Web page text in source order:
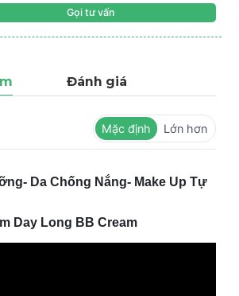
Gọi tư vấn
Đánh giá
Mặc định Lớn hơn
Da Chống Nắng- Make Up Tự
Day Long BB Cream